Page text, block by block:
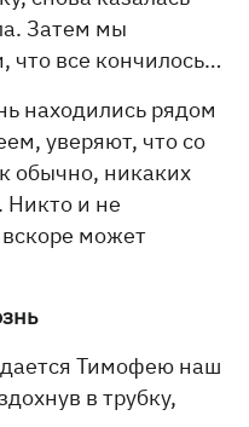
Затем мы
что все кончилось…
находились рядом
уверяют, что со
обычно, никаких
Никто и не
вскоре может
Тимофею наш
в трубку,